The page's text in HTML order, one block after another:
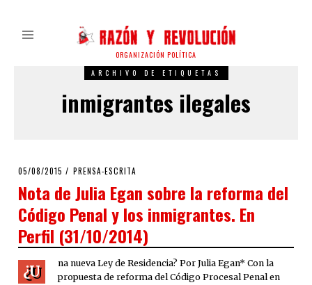
ORGANIZACIÓN POLÍTICA
ARCHIVO DE ETIQUETAS
inmigrantes ilegales
POSTED
05/08/2015 05/08/2015
PRENSA-ESCRITA
Nota de Julia Egan sobre la reforma del
Código Penal y los inmigrantes. En
Perfil (31/10/2014)
¿U
na nueva Ley de Residencia? Por Julia Egan* Con la
propuesta de reforma del Código Procesal Penal en